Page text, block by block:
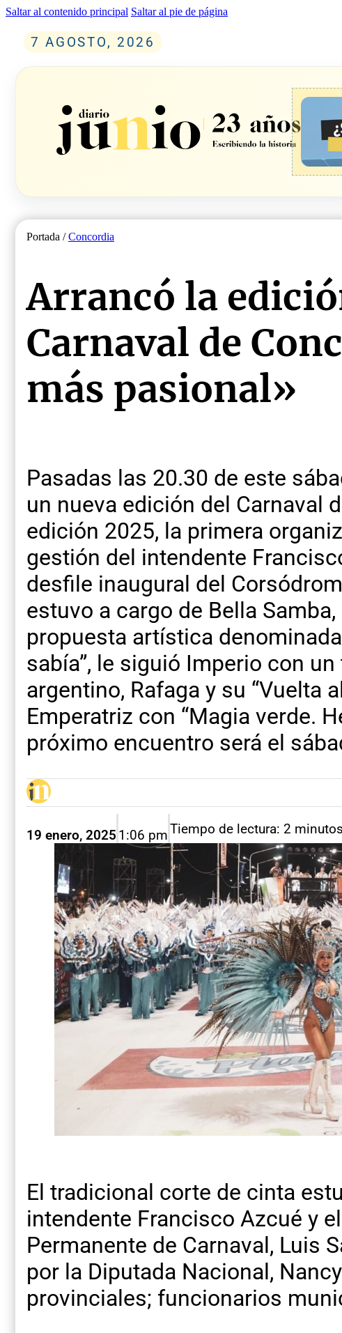
Saltar al contenido principal Saltar al pie de página
7 AGOSTO, 2026
Portada /Concordia
Arrancó la
Carnaval de
más pasional»
Pasadas las 20.30 de este
un nueva edición del Carnaval
edición 2025, la primera
gestión del intendente
desfile inaugural del
estuvo a cargo de Bella
propuesta artística
sabía”, le siguió Imperio con
argentino, Rafaga y su “Vuelta
Emperatriz con “Magia verde.
próximo encuentro será el
19 enero, 2025 1:06 pmTiempo de lectura: 2 minutos
El tradicional corte de cinta
intendente Francisco Azcué y
Permanente de Carnaval, Luis
por la Diputada Nacional,
provinciales; funcionarios